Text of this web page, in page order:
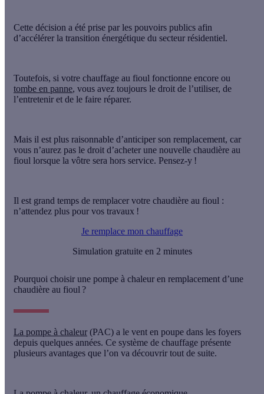
Cette décision a été prise par les pouvoirs publics afin
d’accélérer la transition énergétique du secteur résidentiel.
Toutefois, si votre chauffage au fioul fonctionne encore ou
tombe en panne, vous avez toujours le droit de l’utiliser, de
l’entretenir et de le faire réparer.
Mais il est plus raisonnable d’anticiper son remplacement, car
vous n’aurez pas le droit d’acheter une nouvelle chaudière au
fioul lorsque la vôtre sera hors service. Pensez-y !
Il est grand temps de remplacer votre chaudière au fioul :
n’attendez plus pour vos travaux !
Je remplace mon chauffage
Simulation gratuite en 2 minutes
Pourquoi choisir une pompe à chaleur en remplacement d’une
chaudière au fioul ?
La pompe à chaleur (PAC) a le vent en poupe dans les foyers
depuis quelques années. Ce système de chauffage présente
plusieurs avantages que l’on va découvrir tout de suite.